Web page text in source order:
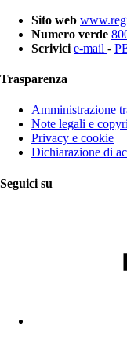
Sito web
Numero verde
Scrivici e-mail -
Trasparenza
Amministrazione
Note legali e
Privacy e cookie
Dichiarazione di
Seguici su